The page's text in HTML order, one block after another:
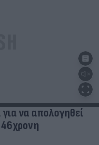
να απολογηθεί